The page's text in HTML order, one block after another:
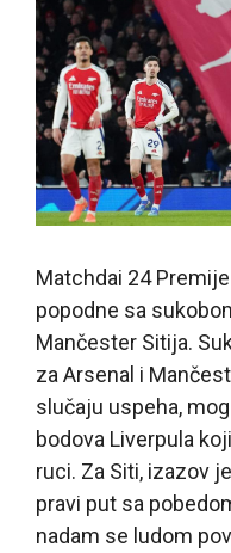
Matchdai 24
popodne sa
Mančester Sitija.
za Arsenal i
slučaju uspeha,
bodova Liverpula
ruci. Za Siti, izazov
pravi put sa
nadam se ludom